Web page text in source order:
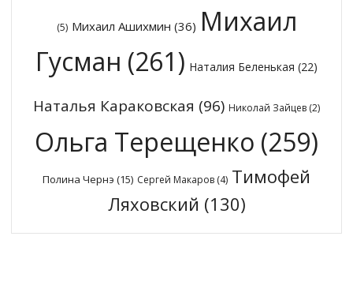
(5) Михаил Ашихмин (36) Михаил
Гусман (261) Наталия Беленькая (22)
Наталья Караковская (96) Николай Зайцев (2)
Ольга Терещенко (259)
Полина Чернэ (15) Сергей Макаров (4) Тимофей
Ляховский (130)